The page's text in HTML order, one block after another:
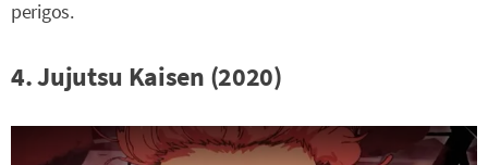
perigos.
4. Jujutsu Kaisen (2020)